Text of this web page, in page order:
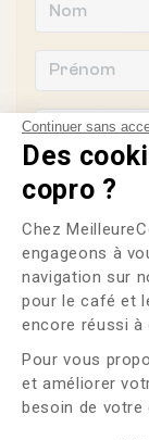
Continuer sans
Des
copro ?
Chez
engageons à
navigation sur
pour le café et
encore réussi à
Pour vous
et améliorer
besoin de votre
OUI
J'ai lu et